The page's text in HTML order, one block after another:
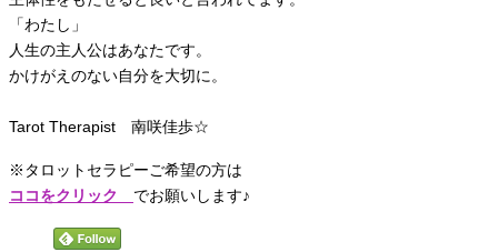
「わたし」
人生の主人公はあなたです。
かけがえのない自分を大切に。
Tarot Therapist 南咲佳歩☆
※タロットセラピーご希望の方は
ココをクリック でお願いします♪